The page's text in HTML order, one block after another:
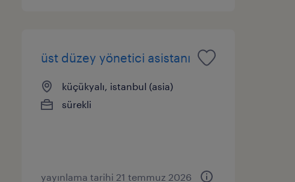
üst düzey yönetici asistanı
küçükyalı, istanbul (asia)
sürekli
yayınlama tarihi 21 temmuz 2026